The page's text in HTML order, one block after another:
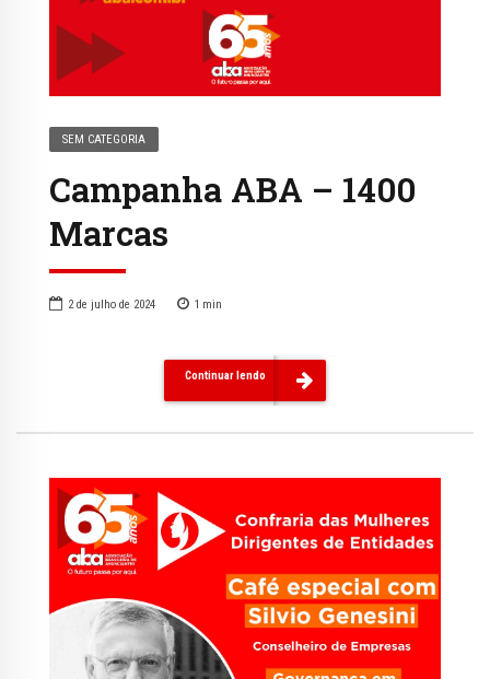
SEM CATEGORIA
Campanha ABA – 1400
Marcas
2 de julho de 2024 1 min
Continuar lendo